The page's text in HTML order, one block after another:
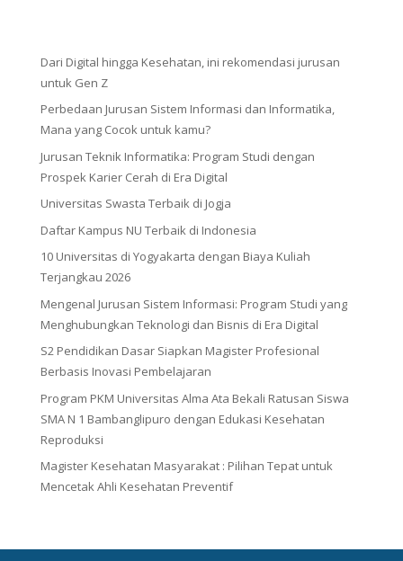
Dari Digital hingga Kesehatan, ini rekomendasi jurusan
untuk Gen Z
Perbedaan Jurusan Sistem Informasi dan Informatika,
Mana yang Cocok untuk kamu?
Jurusan Teknik Informatika: Program Studi dengan
Prospek Karier Cerah di Era Digital
Universitas Swasta Terbaik di Jogja
Daftar Kampus NU Terbaik di Indonesia
10 Universitas di Yogyakarta dengan Biaya Kuliah
Terjangkau 2026
Mengenal Jurusan Sistem Informasi: Program Studi yang
Menghubungkan Teknologi dan Bisnis di Era Digital
S2 Pendidikan Dasar Siapkan Magister Profesional
Berbasis Inovasi Pembelajaran
Program PKM Universitas Alma Ata Bekali Ratusan Siswa
SMA N 1 Bambanglipuro dengan Edukasi Kesehatan
Reproduksi
Magister Kesehatan Masyarakat : Pilihan Tepat untuk
Mencetak Ahli Kesehatan Preventif